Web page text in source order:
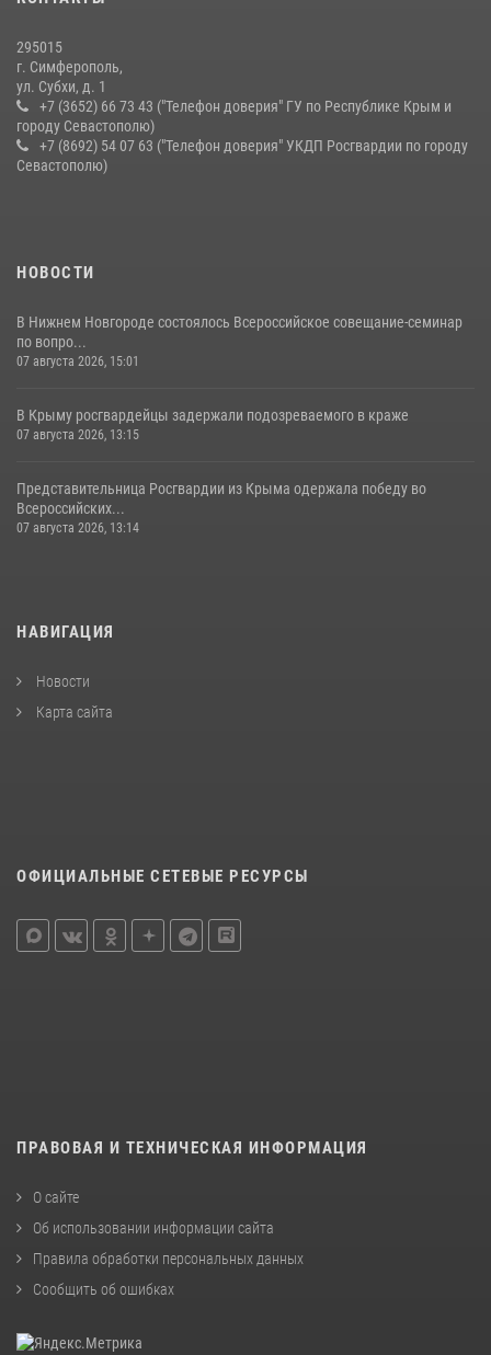
10 июля 2026, 15:10
295015
г. Симферополь,
ул. Субхи, д. 1
+7 (3652) 66 73 43 ("Телефон доверия" ГУ по Республике Крым и
городу Севастополю)
+7 (8692) 54 07 63 ("Телефон доверия" УКДП Росгвардии по городу
Севастополю)
НОВОСТИ
В Нижнем Новгороде состоялось Всероссийское совещание-семинар
по вопро...
07 августа 2026, 15:01
В Крыму росгвардейцы задержали подозреваемого в краже
07 августа 2026, 13:15
Представительница Росгвардии из Крыма одержала победу во
Всероссийских...
07 августа 2026, 13:14
НАВИГАЦИЯ
Новости
Карта сайта
ОФИЦИАЛЬНЫЕ СЕТЕВЫЕ РЕСУРСЫ
ПРАВОВАЯ И ТЕХНИЧЕСКАЯ ИНФОРМАЦИЯ
О сайте
Об использовании информации сайта
Правила обработки персональных данных
Сообщить об ошибках